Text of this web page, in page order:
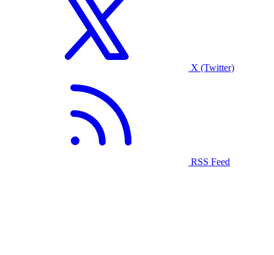
X (Twitter)
RSS Feed